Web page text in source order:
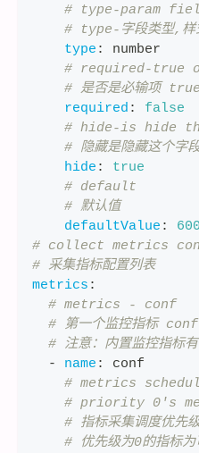
# type-param
# type-字段类型,样
type :
number
# required-true
# 是否是必输项
required :
false
# hide-is hide
# 隐藏是隐藏这个字
hide :
true
# default
# 默认值
defaultValue :
# collect metrics
# 采集指标配置列表
metrics :
# metrics - conf
# 第一个监控指标 conf
# 注意：内置监控指
-
name :
conf
# metrics
# priority 0's
# 指标采集调度优先
# 优先级为0的指标